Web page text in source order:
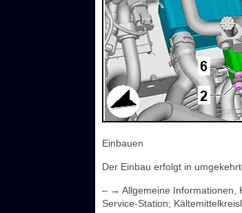
Einbauen
Der Einbau erfolgt in
– → Allgemeine Informationen,
Service-Station;